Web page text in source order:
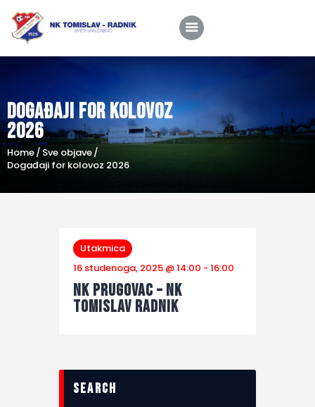
Događaji for kolovoz
2026
Home
Sve objave
Događaji for kolovoz 2026
Home
O nama
Utakmice
Škola nogometa
Shop
Kontakt
Utakmica
16 studenoga, 2025 @ 14:00 - 16:00
NK Prugovac – NK
Tomislav Radnik
search